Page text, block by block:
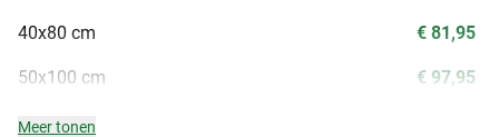
40x80 cm
50x100 cm
€ 81,95
€ 97,95
Meer tonen